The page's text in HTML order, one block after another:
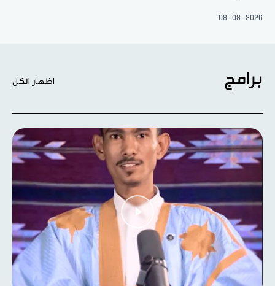
08-08-2026
برامج اظهار الكل